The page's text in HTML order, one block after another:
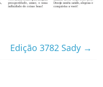
Edição 3782 Sady →